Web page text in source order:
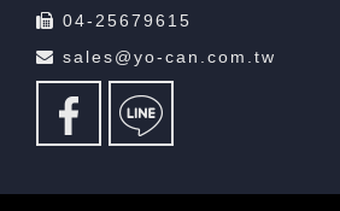
04-25679615
sales@yo-can.com.tw